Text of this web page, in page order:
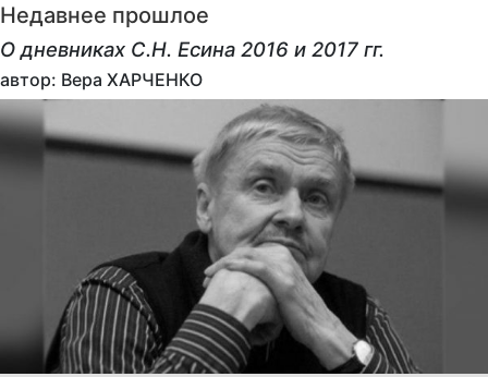
Недавнее прошлое
О дневниках С.Н. Есина 2016 и 2017 гг.
автор: Вера ХАРЧЕНКО